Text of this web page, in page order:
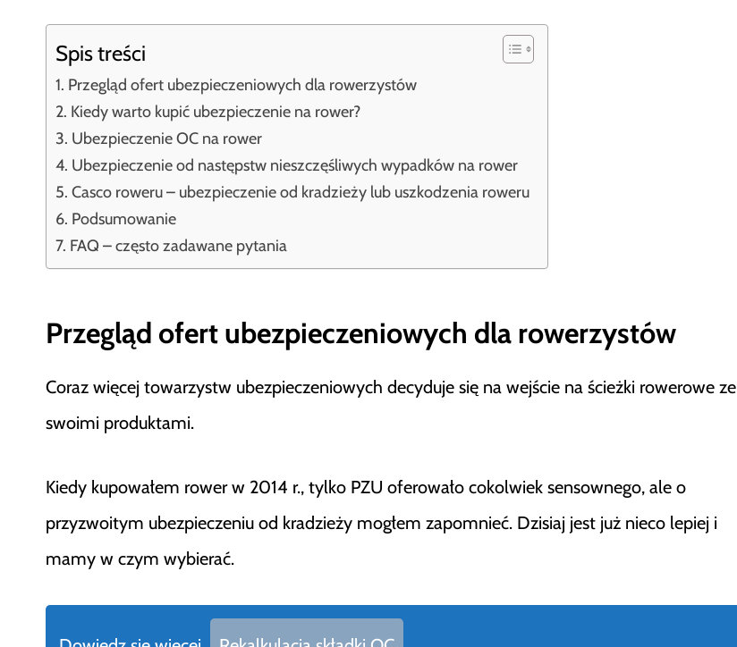
Spis treści
Przegląd ofert ubezpieczeniowych dla rowerzystów
Kiedy warto kupić ubezpieczenie na rower?
Ubezpieczenie OC na rower
Ubezpieczenie od następstw nieszczęśliwych wypadków na rower
Casco roweru – ubezpieczenie od kradzieży lub uszkodzenia roweru
Podsumowanie
FAQ – często zadawane pytania
Przegląd ofert ubezpieczeniowych dla rowerzystów
Coraz więcej towarzystw ubezpieczeniowych decyduje się na wejście na ścieżki rowerowe ze
swoimi produktami.
Kiedy kupowałem rower w 2014 r., tylko PZU oferowało cokolwiek sensownego, ale o
przyzwoitym ubezpieczeniu od kradzieży mogłem zapomnieć. Dzisiaj jest już nieco lepiej i
mamy w czym wybierać.